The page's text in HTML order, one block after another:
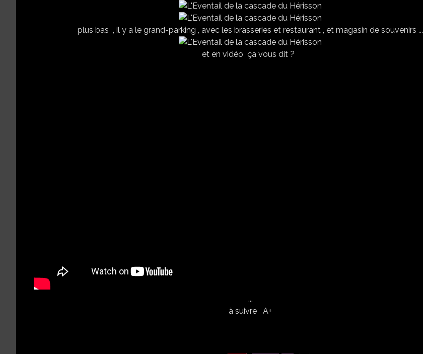
plus bas , il y a le grand-parking , avec les brasseries et restaurant , et magasin de souvenirs ...
et en vidéo ça vous dit ?
...
à suivre A+